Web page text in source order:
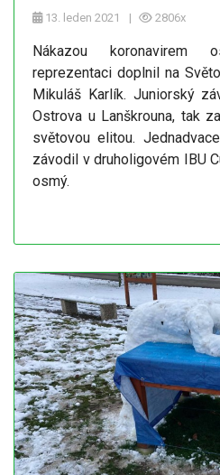
13. leden 2021 2806x
Nákazou koronavirem
reprezentaci doplnil na
Mikuláš Karlík. Juniorský
Ostrova u Lanškrouna, tak
světovou elitou.
závodil v druholigovém IBU
osmý.